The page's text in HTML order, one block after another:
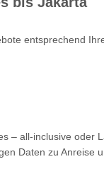
entsprechend
– all-inclusive
Daten zu Anreise